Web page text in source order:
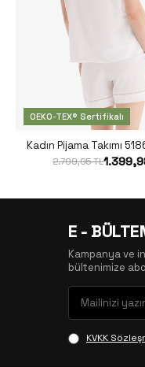
OEKO-TEX® Sertifikalı
Kadın Pijama Takımı
2.799,95 TL
E -
Kampanya ve
bültenimize
KVKK